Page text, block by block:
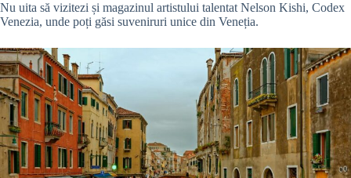
Nu uita să vizitezi și magazinul artistului talentat Nelson Kishi, Codex
Venezia, unde poți găsi suveniruri unice din Veneția.